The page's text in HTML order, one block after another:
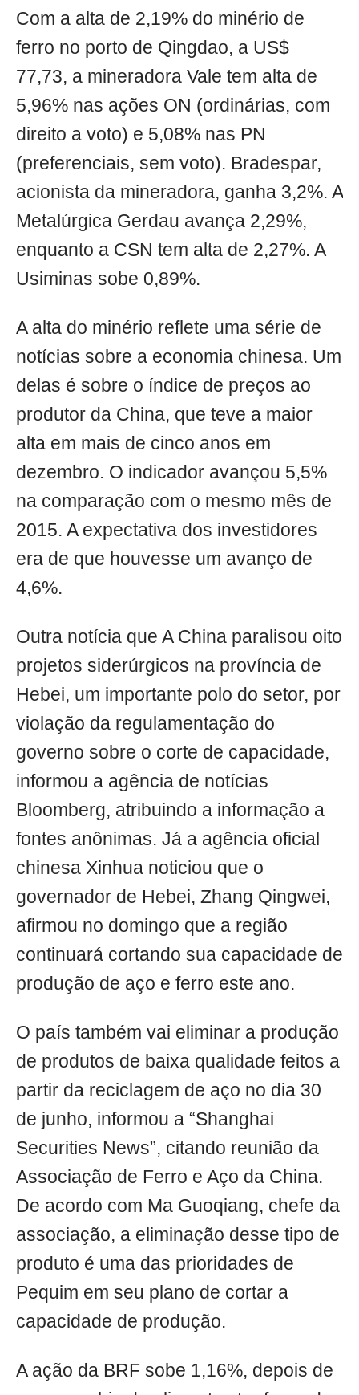
Com a alta de 2,19% do minério de
ferro no porto de Qingdao, a US$
77,73, a mineradora Vale tem alta de
5,96% nas ações ON (ordinárias, com
direito a voto) e 5,08% nas PN
(preferenciais, sem voto). Bradespar,
acionista da mineradora, ganha 3,2%. A
Metalúrgica Gerdau avança 2,29%,
enquanto a CSN tem alta de 2,27%. A
Usiminas sobe 0,89%.
A alta do minério reflete uma série de
notícias sobre a economia chinesa. Um
delas é sobre o índice de preços ao
produtor da China, que teve a maior
alta em mais de cinco anos em
dezembro. O indicador avançou 5,5%
na comparação com o mesmo mês de
2015. A expectativa dos investidores
era de que houvesse um avanço de
4,6%.
Outra notícia que A China paralisou oito
projetos siderúrgicos na província de
Hebei, um importante polo do setor, por
violação da regulamentação do
governo sobre o corte de capacidade,
informou a agência de notícias
Bloomberg, atribuindo a informação a
fontes anônimas. Já a agência oficial
chinesa Xinhua noticiou que o
governador de Hebei, Zhang Qingwei,
afirmou no domingo que a região
continuará cortando sua capacidade de
produção de aço e ferro este ano.
O país também vai eliminar a produção
de produtos de baixa qualidade feitos a
partir da reciclagem de aço no dia 30
de junho, informou a “Shanghai
Securities News”, citando reunião da
Associação de Ferro e Aço da China.
De acordo com Ma Guoqiang, chefe da
associação, a eliminação desse tipo de
produto é uma das prioridades de
Pequim em seu plano de cortar a
capacidade de produção.
A ação da BRF sobe 1,16%, depois de